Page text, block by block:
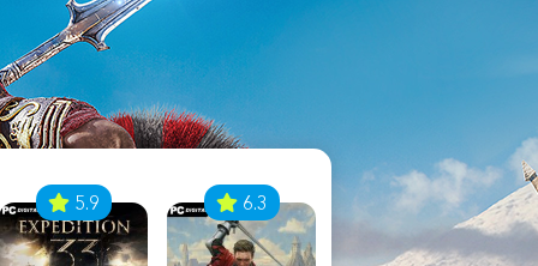
5.9 6.3 8.1